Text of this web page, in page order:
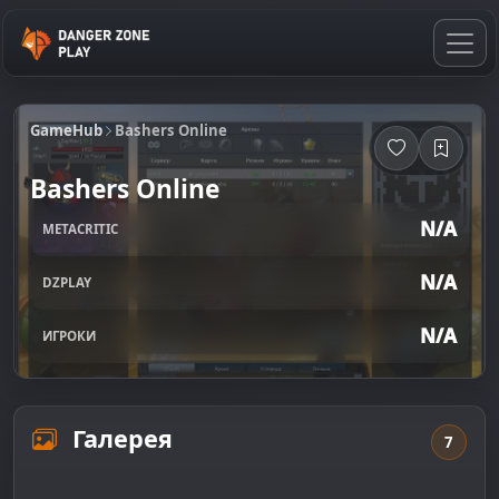
GameHub Bashers Online
Bashers Online
METACRITIC N/A
DZPLAY N/A
ИГРОКИ N/A
Галерея 7